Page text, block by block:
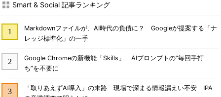
Smart & Social 記事ランキング
Markdownファイルが、AI時代の負債に？ Googleが提案する「ナ
レッジ標準化」の一手
Google Chromeの新機能「Skills」 AIプロンプトの“毎回手打
ち”を不要に
「取りあえずAI導入」の末路 現場で深まる情報漏えい不安 IPA